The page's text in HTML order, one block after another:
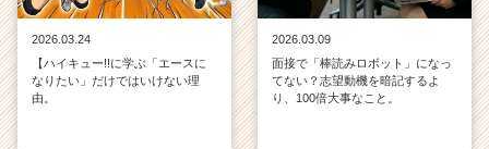
2026.03.24
【ハイキュー!!に学ぶ「エースに
なりたい」だけではいけない理
由。
2026.03.09
面接で「棒読みロボット」になっ
てない？志望動機を暗記するよ
り、100倍大事なこと。